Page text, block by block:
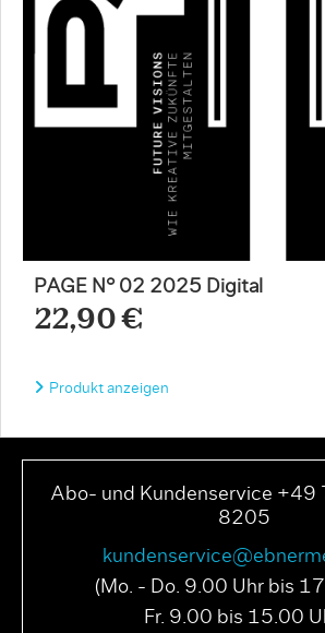
PAGE N° 02 2025 Digital
22,90 €
Produkt anzeigen
Abo- und Kundenservice
8205
(Mo. - Do. 9.00 Uhr bis
Fr. 9.00 bis 15.00